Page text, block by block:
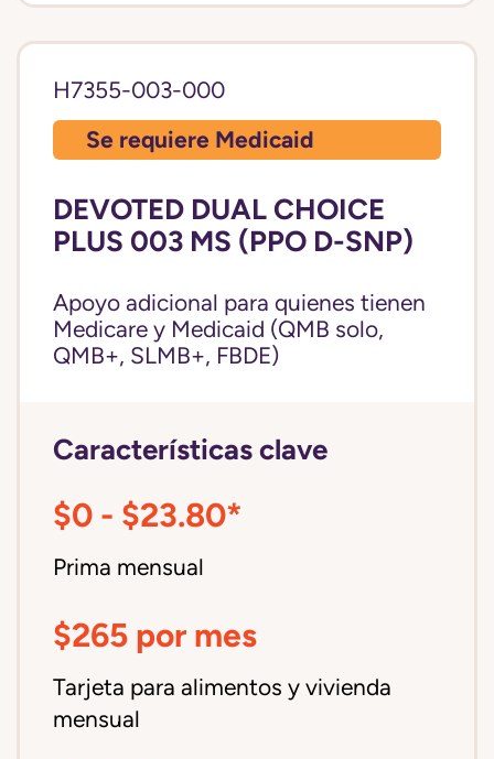
H7355-003-000
Se requiere Medicaid
DEVOTED DUAL CHOICE
PLUS 003 MS (PPO D-SNP)
Apoyo adicional para quienes tienen
Medicare y Medicaid (QMB solo,
QMB+, SLMB+, FBDE)
Características clave
$0 - $23.80*
Prima mensual
$265 por mes
Tarjeta para alimentos y vivienda
mensual